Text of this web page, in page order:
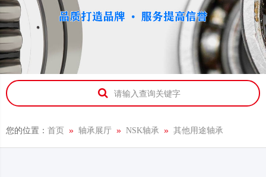
请输入查询关键字
您的位置： 首页 » 轴承展厅 » NSK轴承 » 其他用途轴承